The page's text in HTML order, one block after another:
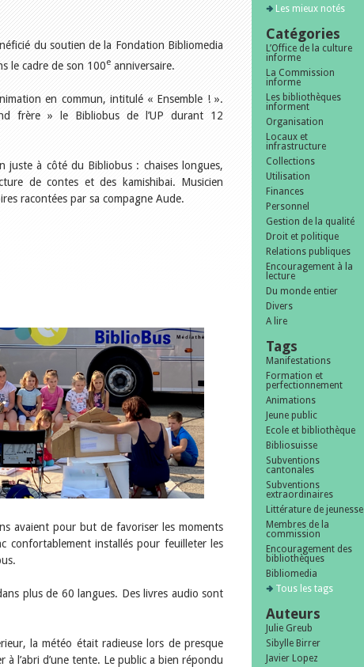
du soutien de la Fondation Bibliomedia
le cadre de son 100e anniversaire.
en commun, intitulé « Ensemble ! ».
frère » le Bibliobus de l’UP durant 12
juste à côté du Bibliobus : chaises longues,
de contes et des kamishibai. Musicien
racontées par sa compagne Aude.
avaient pour but de favoriser les moments
confortablement installés pour feuilleter les
plus de 60 langues. Des livres audio sont
la météo était radieuse lors de presque
l’abri d’une tente. Le public a bien répondu
Les mieux notés
Catégories
L’Office de la culture
informe
La Commission
informe
Les bibliothèques
informent
Organisation
Locaux et
infrastructure
Collections
Utilisation
Finances
Personnel
Gestion de la qualité
Droit et politique
Relations publiques
Encouragement à la
lecture
Du monde entier
Divers
A lire
Tags
Manifestations
Formation et
perfectionnement
Animations
Jeune public
Ecole et bibliothèque
Bibliosuisse
Subventions
cantonales
Subventions
extraordinaires
Littérature de jeunesse
Membres de la
commission
Encouragement des
bibliothèques
Bibliomedia
Tous les tags
Auteurs
Julie Greub
Sibylle Birrer
Javier Lopez